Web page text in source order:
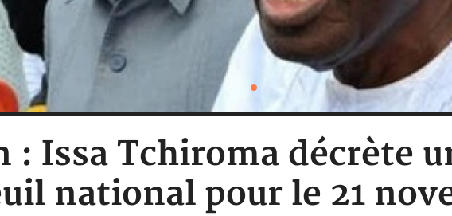
: Issa Tchiroma décrète
national pour le 21